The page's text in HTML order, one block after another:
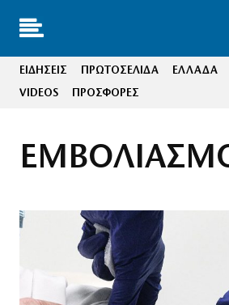
ΕΙΔΗΣΕΙΣ ΠΡΩΤΟΣΕΛΙΔΑ ΕΛΛΑΔΑ
VIDEOS
ΠΡΟΣΦΟΡΕΣ